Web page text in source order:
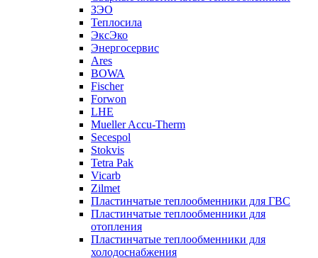
ЗЭО
Теплосила
ЭксЭко
Энергосервис
Ares
BOWA
Fischer
Forwon
LHE
Mueller Accu-Therm
Secespol
Stokvis
Tetra Pak
Vicarb
Zilmet
Пластинчатые теплообменники для ГВС
Пластинчатые теплообменники для
отопления
Пластинчатые теплообменники для
холодоснабжения